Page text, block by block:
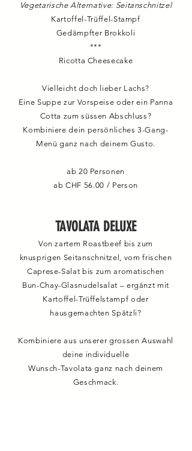
Vegetarische Alternative: Seitanschnitzel
Kartoffel-Trüffel-Stampf
Gedämpfter Brokkoli
***
Ricotta Cheesecake
Vielleicht doch lieber Lachs?
Eine Suppe zur Vorspeise oder ein Panna
Cotta zum süssen Abschluss?
Kombiniere dein persönliches 3-Gang-
Menü ganz nach deinem Gusto.
ab 20 Personen
ab CHF 56.00 / Person
TAVOLATA DELUXE
Von zartem Roastbeef bis zum
knusprigen Seitanschnitzel, vom frischen
Caprese-Salat bis zum aromatischen
Bun-Chay-Glasnudelsalat – ergänzt mit
Kartoffel-Trüffelstampf oder
hausgemachten Spätzli?
Kombiniere aus unserer grossen Auswahl
deine individuelle
Wunsch-Tavolata ganz nach deinem
Geschmack.